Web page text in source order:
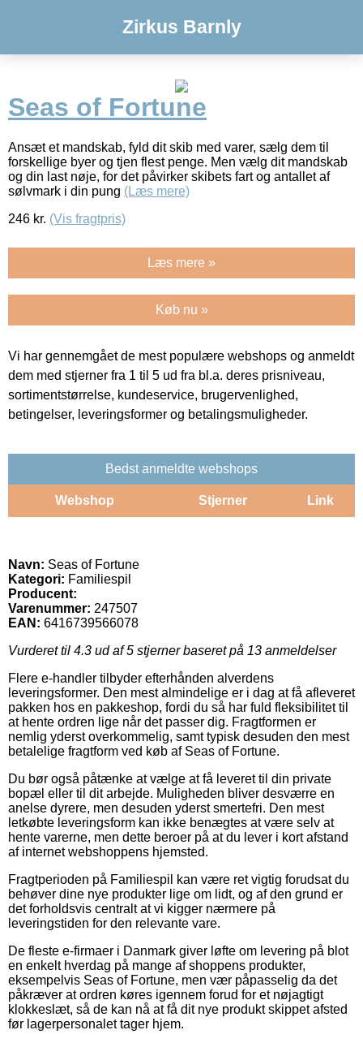
Zirkus Barnly
Seas of Fortune
Ansæt et mandskab, fyld dit skib med varer, sælg dem til
forskellige byer og tjen flest penge. Men vælg dit mandskab
og din last nøje, for det påvirker skibets fart og antallet af
sølvmark i din pung (Læs mere)
246 kr. (Vis fragtpris)
Læs mere »
Køb nu »
Vi har gennemgået de mest populære webshops og anmeldt
dem med stjerner fra 1 til 5 ud fra bl.a. deres prisniveau,
sortimentstørrelse, kundeservice, brugervenlighed,
betingelser, leveringsformer og betalingsmuligheder.
Bedst anmeldte webshops
Webshop Stjerner Link
Navn: Seas of Fortune
Kategori: Familiespil
Producent:
Varenummer: 247507
EAN: 6416739566078
Vurderet til 4.3 ud af 5 stjerner baseret på 13 anmeldelser
Flere e-handler tilbyder efterhånden alverdens
leveringsformer. Den mest almindelige er i dag at få afleveret
pakken hos en pakkeshop, fordi du så har fuld fleksibilitet til
at hente ordren lige når det passer dig. Fragtformen er
nemlig yderst overkommelig, samt typisk desuden den mest
betalelige fragtform ved køb af Seas of Fortune.
Du bør også påtænke at vælge at få leveret til din private
bopæl eller til dit arbejde. Muligheden bliver desværre en
anelse dyrere, men desuden yderst smertefri. Den mest
letkøbte leveringsform kan ikke benægtes at være selv at
hente varerne, men dette beroer på at du lever i kort afstand
af internet webshoppens hjemsted.
Fragtperioden på Familiespil kan være ret vigtig forudsat du
behøver dine nye produkter lige om lidt, og af den grund er
det forholdsvis centralt at vi kigger nærmere på
leveringstiden for den relevante vare.
De fleste e-firmaer i Danmark giver løfte om levering på blot
en enkelt hverdag på mange af shoppens produkter,
eksempelvis Seas of Fortune, men vær påpasselig da det
påkræver at ordren køres igennem forud for et nøjagtigt
klokkeslæt, så de kan nå at få dit nye produkt skippet afsted
før lagerpersonalet tager hjem.